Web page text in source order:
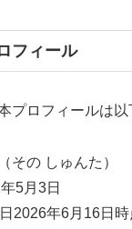
フィール
プロフィールは以
その しゅんた）
5月3日
2026年6月16日時